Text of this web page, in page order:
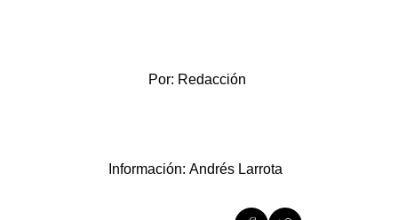
Por: Redacción
Información: Andrés Larrota